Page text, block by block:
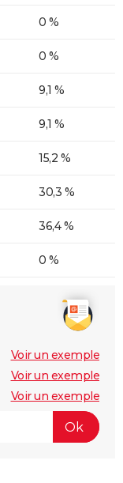
0 %
0 %
9,1 %
9,1 %
15,2 %
30,3 %
36,4 %
0 %
Voir un exemple
Voir un exemple
Voir un exemple